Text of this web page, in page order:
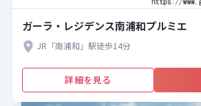
ガーラ・レジデンス南浦和プルミエ
JR「南浦和」駅徒歩14分
詳細を見る